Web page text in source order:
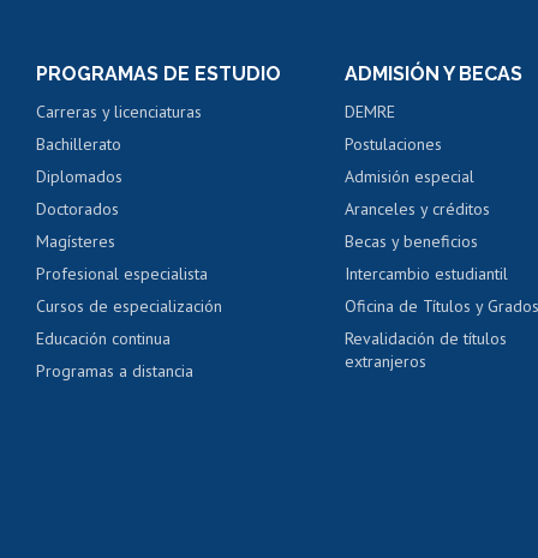
Consulta y certificado
Servicio médico y
Pago de arancel y
Pago de arancel y
Certificado de títulos
PROGRAMAS DE ESTUDIO
Carreras y licenciaturas
Bachillerato
Diplomados
Doctorados
Magísteres
Profesional especialista
Cursos de especialización
Educación continua
Programas a distancia
ADMISIÓN Y BECAS
DEMRE
Postulaciones
Admisión especial
Aranceles y créditos
Becas y beneficios
Intercambio estudiantil
Oficina de Títulos y Grados
Revalidación de títulos
extranjeros